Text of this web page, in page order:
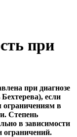
при
при диагнозе
если
ограничениям в
Степень
в зависимости
ограничений.